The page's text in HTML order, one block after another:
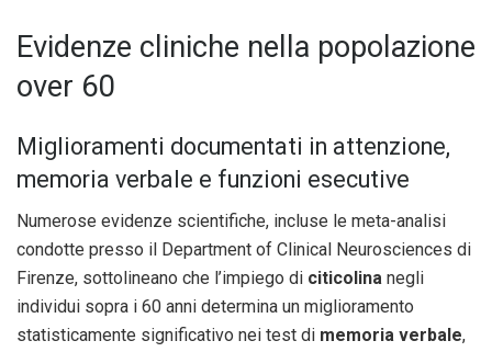
Evidenze cliniche nella popolazione
over 60
Miglioramenti documentati in attenzione,
memoria verbale e funzioni esecutive
Numerose evidenze scientifiche, incluse le meta-analisi
condotte presso il Department of Clinical Neurosciences di
Firenze, sottolineano che l’impiego di citicolina negli
individui sopra i 60 anni determina un miglioramento
statisticamente significativo nei test di memoria verbale,